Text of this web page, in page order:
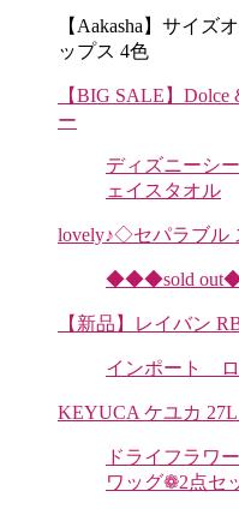
【Aakasha】サイズ
ップス 4色
【BIG SALE】Dolce
ー
ディズニーシ
ェイスタオル
lovely♪◇セパラブル
◆◆◆sold
【新品】レイバン
インポート
KEYUCA ケユカ
ドライフラワ
ワッグ❁2点セ